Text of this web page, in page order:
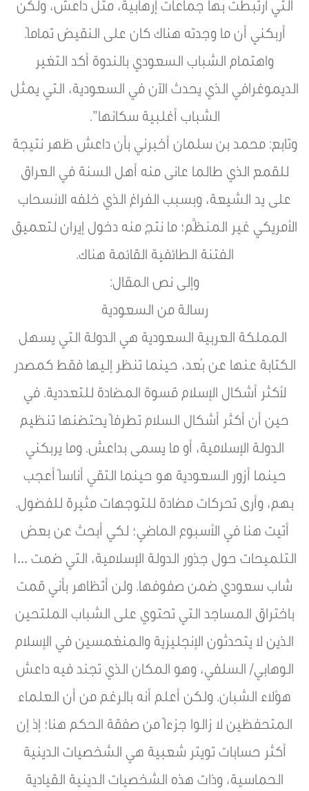
التي ارتبطت بها جماعات إرهابية، مثل داعش، ولكن
أربكني أن ما وجدته هناك كان على النقيض تماماً.
واهتمام الشباب السعودي بالندوة أكد التغير
الديموغرافي الذي يحدث الآن في السعودية، التي يمثل
الشباب أغلبية سكانها”.
وتابع: محمد بن سلمان أخبرني بأن داعش ظهر نتيجة
للقمع الذي طالما عانى منه أهل السنة في العراق
على يد الشيعة، وبسبب الفراغ الذي خلفه الانسحاب
الأمريكي غير المنظَّم؛ ما نتج منه دخول إيران لتعميق
الفتنة الطائفية القائمة هناك.
وإلى نص المقال:
رسالة من السعودية
المملكة العربية السعودية هي الدولة التي يسهل
الكتابة عنها عن بُعد، حينما تنظر إليها فقط كمصدر
لأكثر أشكال الإسلام قسوة المضادة للتعددية. في
حين أن أكثر أشكال السلام تطرفاً يحتضنها تنظيم
الدولة الإسلامية، أو ما يسمى بداعش. وما يربكني
حينما أزور السعودية هو حينما التقي أناساً أعجب
بهم، وأرى تحركات مضادة للتوجهات مثيرة للفضول.
أتيت هنا في الأسبوع الماضي؛ لكي أبحث عن بعض
التلميحات حول جذور الدولة الإسلامية، التي ضمت ١٠٠٠
شاب سعودي ضمن صفوفها. ولن أتظاهر بأني قمت
باختراق المساجد التي تحتوي على الشباب الملتحين
الذين لا يتحدثون الإنجليزية والمنغمسين في الإسلام
الوهابي/ السلفي، وهو المكان الذي تجند فيه داعش
هؤلاء الشبان. ولكن أعلم أنه بالرغم من أن العلماء
المتحفظين لا زالوا جزءاً من صفقة الحكم هنا؛ إذ إن
أكثر حسابات تويتر شعبية هي الشخصيات الدينية
الحماسية، وذات هذه الشخصيات الدينية القيادية